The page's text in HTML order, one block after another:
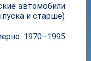
автомобили
и старше)
1970–1995